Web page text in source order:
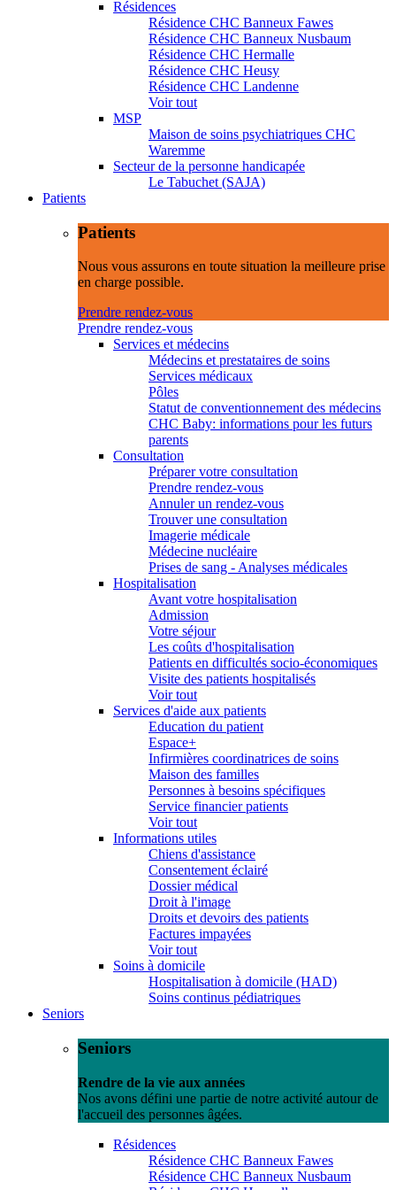
Résidences
Résidence CHC Banneux Fawes
Résidence CHC Banneux Nusbaum
Résidence CHC Hermalle
Résidence CHC Heusy
Résidence CHC Landenne
Voir tout
MSP
Maison de soins psychiatriques CHC
Waremme
Secteur de la personne handicapée
Le Tabuchet (SAJA)
Patients
Patients
Nous vous assurons en toute situation la meilleure prise
en charge possible.
Prendre rendez-vous
Prendre rendez-vous
Services et médecins
Médecins et prestataires de soins
Services médicaux
Pôles
Statut de conventionnement des médecins
CHC Baby: informations pour les futurs
parents
Consultation
Préparer votre consultation
Prendre rendez-vous
Annuler un rendez-vous
Trouver une consultation
Imagerie médicale
Médecine nucléaire
Prises de sang - Analyses médicales
Hospitalisation
Avant votre hospitalisation
Admission
Votre séjour
Les coûts d'hospitalisation
Patients en difficultés socio-économiques
Visite des patients hospitalisés
Voir tout
Services d'aide aux patients
Education du patient
Espace+
Infirmières coordinatrices de soins
Maison des familles
Personnes à besoins spécifiques
Service financier patients
Voir tout
Informations utiles
Chiens d'assistance
Consentement éclairé
Dossier médical
Droit à l'image
Droits et devoirs des patients
Factures impayées
Voir tout
Soins à domicile
Hospitalisation à domicile (HAD)
Soins continus pédiatriques
Seniors
Seniors
Rendre de la vie aux années
Nos avons défini une partie de notre activité autour de
l'accueil des personnes âgées.
Résidences
Résidence CHC Banneux Fawes
Résidence CHC Banneux Nusbaum